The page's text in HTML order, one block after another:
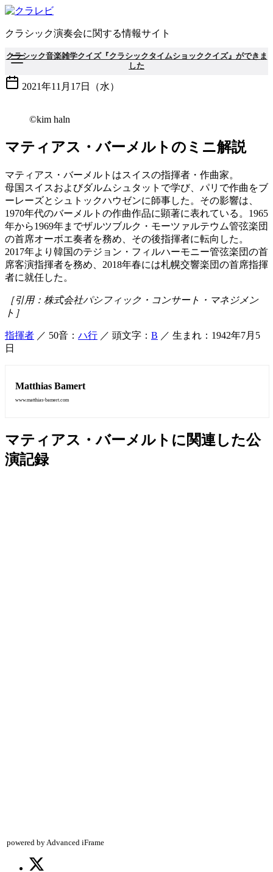
コ
テ
ツ
へ
移
クラシック演奏会に関する情報サイト
クラシック音楽雑学クイズ『クラシックタイムショッククイズ』ができま
した
2021年11月17日（水）
©kim haln
マティアス・バーメルトのミニ解説
マティアス・バーメルトはスイスの指揮者・作曲家。
母国スイスおよびダルムシュタットで学び、パリで作曲をブ
ーレーズとシュトックハウゼンに師事した。その影響は、
1970年代のバーメルトの作曲作品に顕著に表れている。1965
年から1969年までザルツブルク・モーツァルテウム管弦楽団
の首席オーボエ奏者を務め、その後指揮者に転向した。
2017年より韓国のテジョン・フィルハーモニー管弦楽団の首
席客演指揮者を務め、2018年春には札幌交響楽団の首席指揮
者に就任した。
［引用：株式会社パシフィック・コンサート・マネジメン
ト］
指揮者 ／ 50音： ハ行 ／ 頭文字： B ／ 生まれ：1942年7月5
日
Matthias Bamert
www.matthias-bamert.com
マティアス・バーメルトに関連した公
演記録
powered by Advanced iFrame